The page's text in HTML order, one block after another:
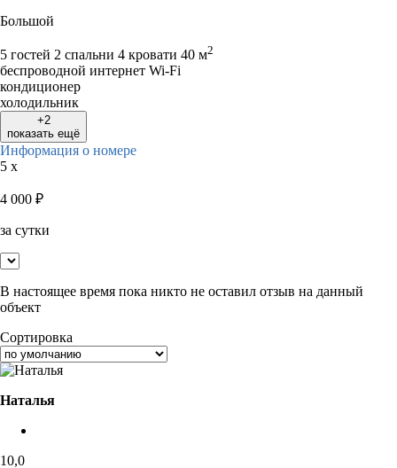
Большой
5 гостей 2 спальни 4 кровати 40 м2
беспроводной интернет Wi-Fi
кондиционер
холодильник
+2
показать ещё
Информация о номере
5 x
4 000 ₽
за сутки
В настоящее время пока никто не оставил отзыв на данный
объект
Сортировка
Наталья
10,0